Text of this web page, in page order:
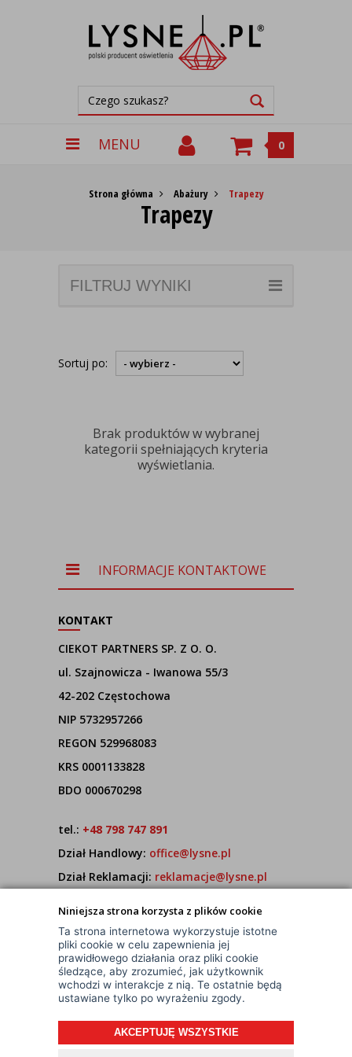
Niniejsza strona korzysta z plików cookie
Ta strona internetowa wykorzystuje istotne
pliki cookie w celu zapewnienia jej
prawidłowego działania oraz pliki cookie
śledzące, aby zrozumieć, jak użytkownik
wchodzi w interakcje z nią. Te ostatnie będą
ustawiane tylko po wyrażeniu zgody.
AKCEPTUJĘ WSZYSTKIE
MENU 0
Strona główna Abażury Trapezy
Trapezy
FILTRUJ WYNIKI
Sortuj po:
Brak produktów w wybranej
kategorii spełniających kryteria
wyświetlania.
INFORMACJE KONTAKTOWE
KONTAKT
CIEKOT PARTNERS SP. Z O. O.
ul. Szajnowicza - Iwanowa 55/3
42-202 Częstochowa
NIP 5732957266
REGON 529968083
KRS 0001133828
BDO 000670298
tel.: +48 798 747 891
Dział Handlowy: office@lysne.pl
Dział Reklamacji: reklamacje@lysne.pl
7:00 - 15:00
© Wszelkie Prawa Zastrzeżone